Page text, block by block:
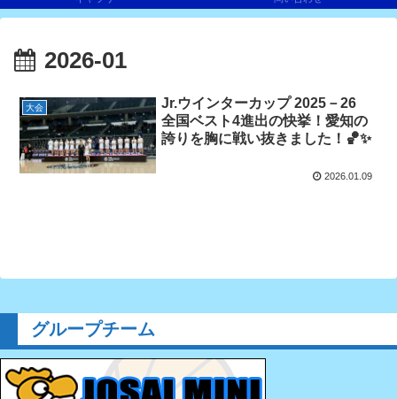
2026-01
大会
Jr.ウインターカップ 2025－26
全国ベスト4進出の快挙！愛知の
誇りを胸に戦い抜きました！🏀✨
2026.01.09
グループチーム